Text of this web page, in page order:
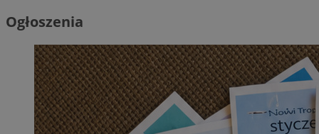
Ogłoszenia